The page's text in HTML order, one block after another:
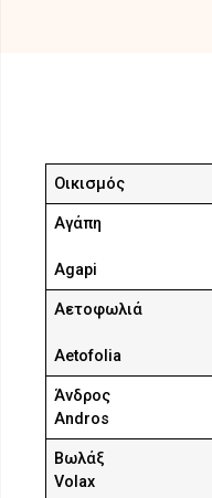
Οικισμός
Αγάπη
Agapi
Αετοφωλιά
Aetofolia
Άνδρος
Andros
Βωλάξ
Volax